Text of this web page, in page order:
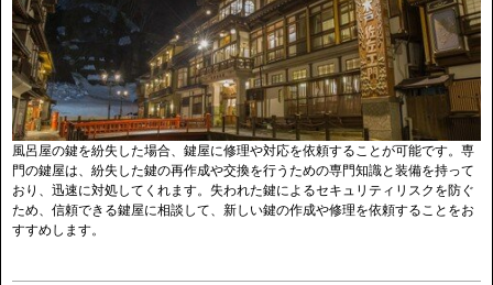
風呂屋の鍵を紛失した場合、鍵屋に修理や対応を依頼することが可能です。専
門の鍵屋は、紛失した鍵の再作成や交換を行うための専門知識と装備を持って
おり、迅速に対処してくれます。失われた鍵によるセキュリティリスクを防ぐ
ため、信頼できる鍵屋に相談して、新しい鍵の作成や修理を依頼することをお
すすめします。